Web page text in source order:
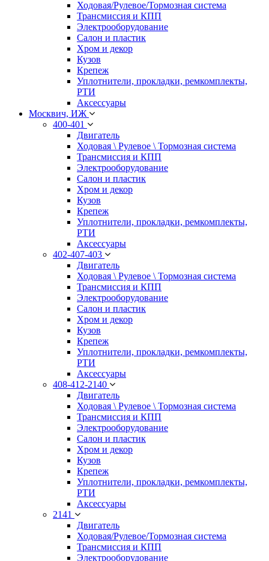
Ходовая/Рулевое/Тормозная система
Трансмиссия и КПП
Электрооборудование
Салон и пластик
Хром и декор
Кузов
Крепеж
Уплотнители, прокладки, ремкомплекты,
РТИ
Аксессуары
Москвич, ИЖ
400-401
Двигатель
Ходовая \ Рулевое \ Тормозная система
Трансмиссия и КПП
Электрооборудование
Салон и пластик
Хром и декор
Кузов
Крепеж
Уплотнители, прокладки, ремкомплекты,
РТИ
Аксессуары
402-407-403
Двигатель
Ходовая \ Рулевое \ Тормозная система
Трансмиссия и КПП
Электрооборудование
Салон и пластик
Хром и декор
Кузов
Крепеж
Уплотнители, прокладки, ремкомплекты,
РТИ
Аксессуары
408-412-2140
Двигатель
Ходовая \ Рулевое \ Тормозная система
Трансмиссия и КПП
Электрооборудование
Салон и пластик
Хром и декор
Кузов
Крепеж
Уплотнители, прокладки, ремкомплекты,
РТИ
Аксессуары
2141
Двигатель
Ходовая/Рулевое/Тормозная система
Трансмиссия и КПП
Электрооборудование